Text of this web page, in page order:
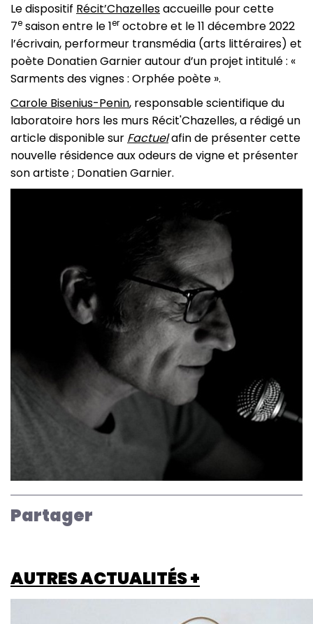
Le dispositif Récit’Chazellesaccueille pour cette
7e saison entre le 1er octobre et le 11 décembre 2022
l’écrivain, performeur transmédia (arts littéraires) et
poète Donatien Garnier autour d’un projet intitulé : «
Sarments des vignes : Orphée poète ».
Carole Bisenius-Penin, responsable scientifique du
laboratoire hors les murs Récit'Chazelles, a rédigé un
article disponible sur Factuelafin de présenter cette
nouvelle résidence aux odeurs de vigne et présenter
son artiste ; Donatien Garnier.
Partager
AUTRES ACTUALITÉS +